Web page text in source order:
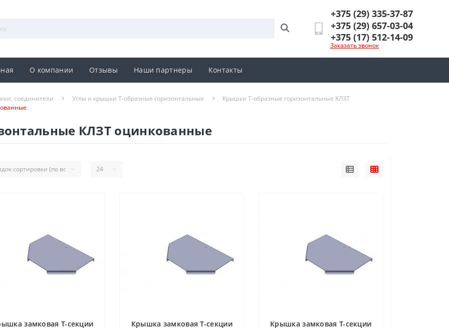
+375 (29) 335-37-87
+375 (29) 657-03-04
+375 (17) 512-14-09
Заказать звонок
О компании Отзывы Наши партнеры Контакты
соединители Углы и крышки Т-образные горизонтальные
Крышки Т-образные горизонтальные КЛЗТ
КЛЗТ оцинкованные
замковая Т-секции
Крышка замковая Т-секции
Крышка замковая Т-секции